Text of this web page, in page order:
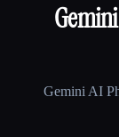
Gemini AI